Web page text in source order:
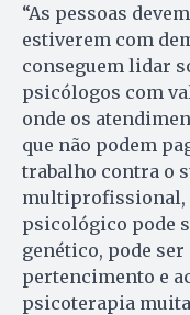
“As pessoas
estiverem com
conseguem lidar
psicólogos com
onde os
que não podem
trabalho contra o
multiprofissional,
psicológico pode
genético, pode
pertencimento e
psicoterapia